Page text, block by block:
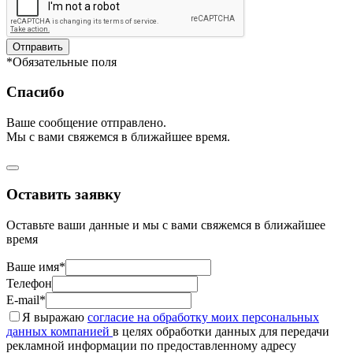
Отправить
*Обязательные поля
Спасибо
Ваше сообщение отправлено.
Мы с вами свяжемся в ближайшее время.
Оставить заявку
Оставьте ваши данные и мы с вами свяжемся в ближайшее
время
Ваше имя*
Телефон
E-mail*
Я выражаю согласие на обработку моих персональных
данных компанией в целях обработки данных для передачи
рекламной информации по предоставленному адресу